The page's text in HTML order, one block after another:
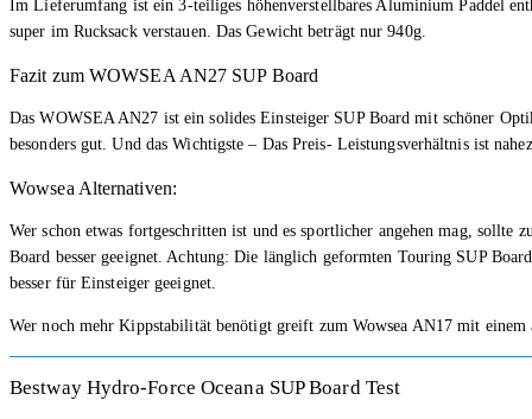
Im Lieferumfang ist ein 3-teiliges höhenverstellbares Aluminium Paddel
super im Rucksack verstauen. Das Gewicht beträgt nur 940g.
Fazit zum WOWSEA AN27 SUP Board
Das WOWSEA AN27 ist ein solides Einsteiger SUP Board mit schöner
besonders gut. Und das Wichtigste – Das Preis- Leistungsverhältnis ist
Wowsea Alternativen:
Wer schon etwas fortgeschritten ist und es sportlicher angehen mag,
Board besser geeignet. Achtung: Die länglich geformten Touring SUP
besser für Einsteiger geeignet.
Wer noch mehr Kippstabilität benötigt greift zum Wowsea AN17 mit einem
Bestway Hydro-Force Oceana SUP Board Test